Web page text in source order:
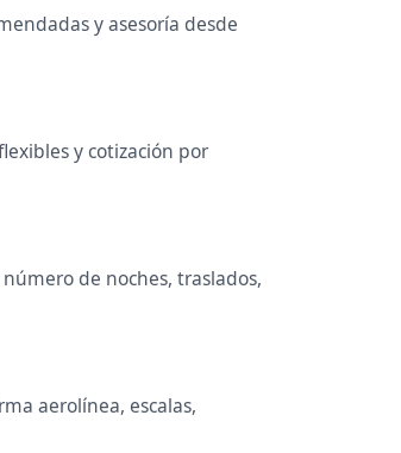
y asesoría desde
y cotización por
de noches, traslados,
aerolínea, escalas,